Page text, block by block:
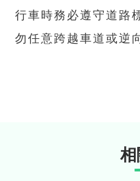
行車時務必遵守道路
勿任意跨越車道或逆
相